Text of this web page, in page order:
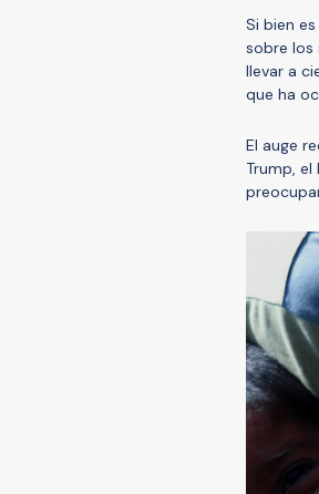
Si bien
sobre los
llevar a
que ha
El auge
Trump,